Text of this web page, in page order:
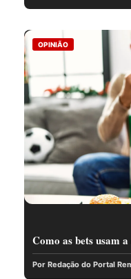
OPINIÃO
Como as bets usam
Por Redação do Portal